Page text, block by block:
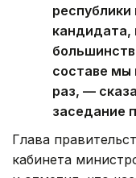
кандидата,
составе мы
раз, —
заседание
Глава
кабинета